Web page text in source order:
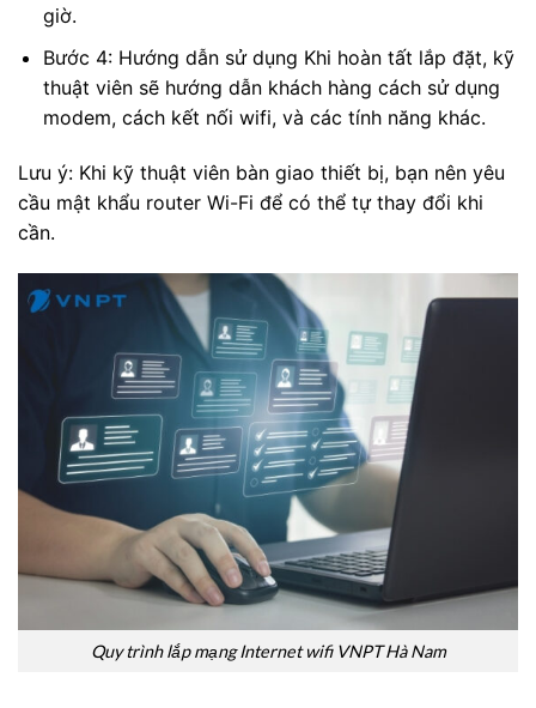
giờ.
Bước 4: Hướng dẫn sử dụng Khi hoàn tất lắp đặt, kỹ
thuật viên sẽ hướng dẫn khách hàng cách sử dụng
modem, cách kết nối wifi, và các tính năng khác.
Lưu ý: Khi kỹ thuật viên bàn giao thiết bị, bạn nên yêu
cầu mật khẩu router Wi-Fi để có thể tự thay đổi khi
cần.
Quy trình lắp mạng Internet wifi VNPT Hà Nam